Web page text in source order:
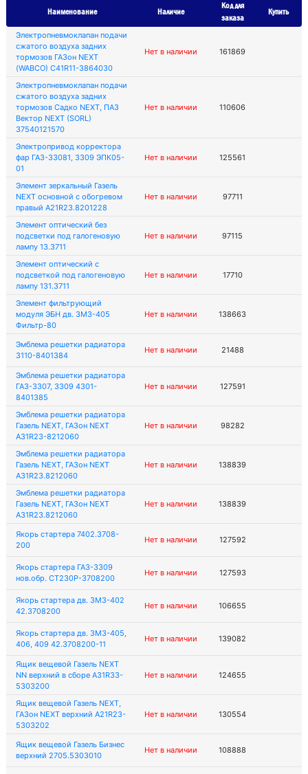
Наименование Наличие
Код для
заказа
Купить
Электропневмоклапан подачи
сжатого воздуха задних
тормозов ГАЗон NEXT
(WABCO) C41R11-3864030
Нет в наличии 161869
Электропневмоклапан подачи
сжатого воздуха задних
тормозов Садко NEXT, ПАЗ
Вектор NEXT (SORL)
37540121570
Нет в наличии 110606
Электропривод корректора
фар ГАЗ-33081, 3309 ЭПК05-
01
Нет в наличии 125561
Элемент зеркальный Газель
NEXT основной с обогревом
правый A21R23.8201228
Нет в наличии 97711
Элемент оптический без
подсветки под галогеновую
лампу 13.3711
Нет в наличии 97115
Элемент оптический с
подсветкой под галогеновую
лампу 131.3711
Нет в наличии 17710
Элемент фильтрующий
модуля ЭБН дв. ЗМЗ-405
Фильтр-80
Нет в наличии 138663
Эмблема решетки радиатора
3110-8401384
Нет в наличии 21488
Эмблема решетки радиатора
ГАЗ-3307, 3309 4301-
8401385
Нет в наличии 127591
Эмблема решетки радиатора
Газель NEXT, ГАЗон NEXT
A31R23-8212060
Нет в наличии 98282
Эмблема решетки радиатора
Газель NEXT, ГАЗон NEXT
A31R23.8212060
Нет в наличии 138839
Эмблема решетки радиатора
Газель NEXT, ГАЗон NEXT
A31R23.8212060
Нет в наличии 138839
Якорь стартера 7402.3708-
200
Нет в наличии 127592
Якорь стартера ГАЗ-3309
нов.обр. СТ230Р-3708200
Нет в наличии 127593
Якорь стартера дв. ЗМЗ-402
42.3708200
Нет в наличии 106655
Якорь стартера дв. ЗМЗ-405,
406, 409 42.3708200-11
Нет в наличии 139082
Ящик вещевой Газель NEXT
NN верхний в сборе A31R33-
5303200
Нет в наличии 124655
Ящик вещевой Газель NEXT,
ГАЗон NEXT верхний A21R23-
5303202
Нет в наличии 130554
Ящик вещевой Газель Бизнес
верхний 2705.5303010
Нет в наличии 108888